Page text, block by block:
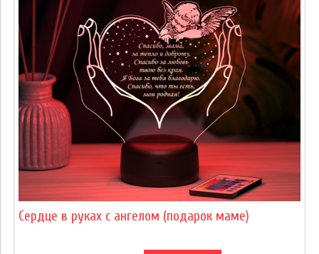
Сердце в руках с ангелом (подарок маме)